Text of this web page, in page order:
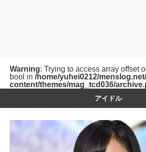
Warning: Trying to access array offset
bool in /home/yuhei0212/
content/themes/mag_tcd036/
アイドル